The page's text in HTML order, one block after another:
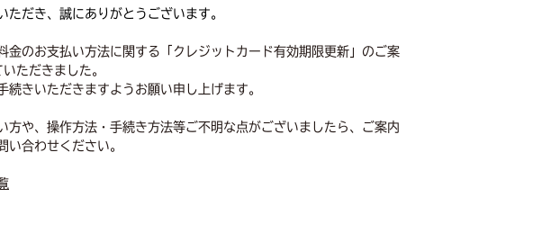
ただき、誠にありがとうございます。
金のお支払い方法に関する「クレジットカード有効期限更新」のご案
ただきました。
続きいただきますようお願い申し上げます。
方や、操作方法・手続き方法等ご不明な点がございましたら、ご案内
い合わせください。